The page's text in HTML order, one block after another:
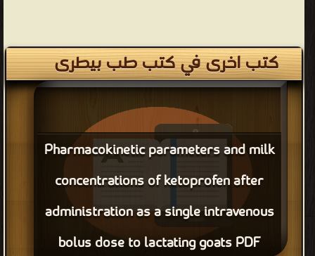
كتب اخرى في كتب طب بيطرى
Pharmacokinetic parameters and milk
concentrations of ketoprofen after
administration as a single intravenous
bolus dose to lactating goats PDF